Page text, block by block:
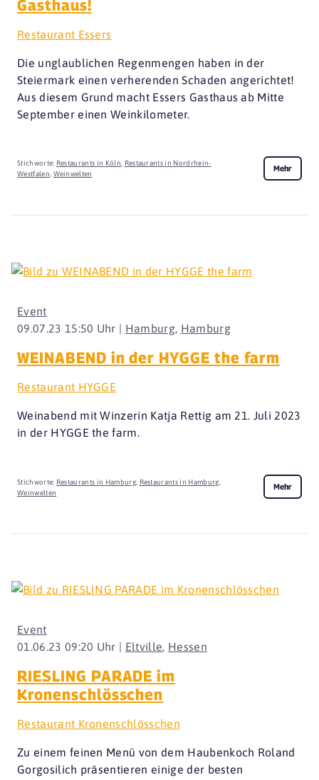
Gasthaus!
Restaurant Essers
Die unglaublichen Regenmengen haben in der
Steiermark einen verherenden Schaden angerichtet!
Aus diesem Grund macht Essers Gasthaus ab Mitte
September einen Weinkilometer.
Stichworte: Restaurants in Köln, Restaurants in Nordrhein-
Westfalen, Weinwelten
Mehr
09.07.23 15:50 Uhr | Hamburg, Hamburg
Event
WEINABEND in der HYGGE the farm
Restaurant HYGGE
Weinabend mit Winzerin Katja Rettig am 21. Juli 2023
in der HYGGE the farm.
Stichworte: Restaurants in Hamburg, Restaurants in Hamburg
Weinwelten
Mehr
01.06.23 09:20 Uhr | Eltville, Hessen
Event
RIESLING PARADE im
Kronenschlösschen
Restaurant Kronenschlösschen
Zu einem feinen Menü von dem Haubenkoch Roland
Gorgosilich präsentieren einige der besten